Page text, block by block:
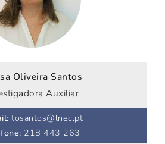
Oliveira Santos
Auxiliar
: tosantos@lnec.pt
: 218 443 263